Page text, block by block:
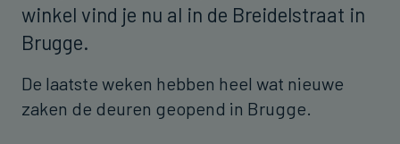
winkel vind je nu al in de Breidelstraat in
Brugge.
De laatste weken hebben heel wat nieuwe
zaken de deuren geopend in Brugge.